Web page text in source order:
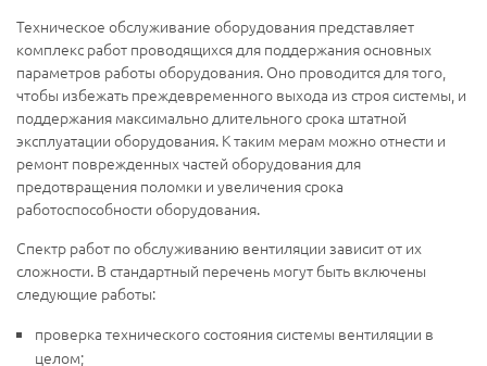
Техническое обслуживание оборудования представляет
комплекс работ проводящихся для поддержания основных
параметров работы оборудования. Оно проводится для того,
чтобы избежать преждевременного выхода из строя системы, и
поддержания максимально длительного срока штатной
эксплуатации оборудования. К таким мерам можно отнести и
ремонт поврежденных частей оборудования для
предотвращения поломки и увеличения срока
работоспособности оборудования.
Спектр работ по обслуживанию вентиляции зависит от их
сложности. В стандартный перечень могут быть включены
следующие работы:
проверка технического состояния системы вентиляции в
целом;